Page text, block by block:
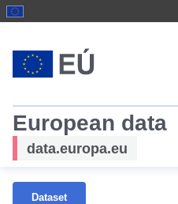
European data
data.europa.eu
Dataset